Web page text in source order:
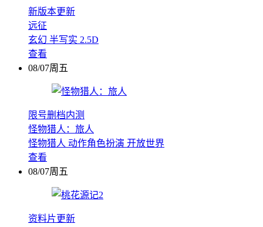
新版本更新
远征
玄幻 半写实 2.5D
查看
08/07周五
限号删档内测
怪物猎人：旅人
怪物猎人 动作角色扮演 开放世界
查看
08/07周五
资料片更新